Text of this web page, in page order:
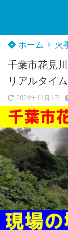
ホーム 火
千葉市花見
リアルタイ
2024年11月1日